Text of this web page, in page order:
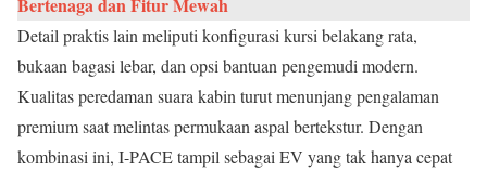
Detail praktis lain meliputi konfigurasi kursi belakang rata,
bukaan bagasi lebar, dan opsi bantuan pengemudi modern.
Kualitas peredaman suara kabin turut menunjang pengalaman
premium saat melintas permukaan aspal bertekstur. Dengan
kombinasi ini, I-PACE tampil sebagai EV yang tak hanya cepat